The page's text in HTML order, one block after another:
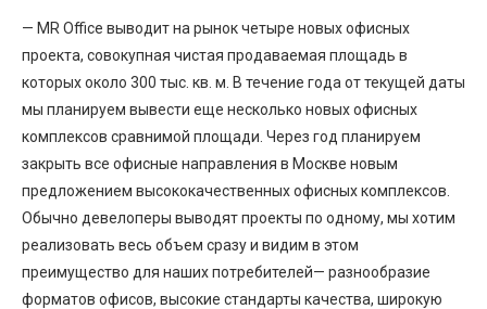
— MR Office выводит на рынок четыре новых офисных
проекта, совокупная чистая продаваемая площадь в
которых около 300 тыс. кв. м. В течение года от текущей даты
мы планируем вывести еще несколько новых офисных
комплексов сравнимой площади. Через год планируем
закрыть все офисные направления в Москве новым
предложением высококачественных офисных комплексов.
Обычно девелоперы выводят проекты по одному, мы хотим
реализовать весь объем сразу и видим в этом
преимущество для наших потребителей— разнообразие
форматов офисов, высокие стандарты качества, широкую